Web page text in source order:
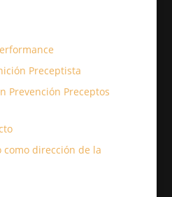
Preceptista
Prevención Preceptos
como dirección de la